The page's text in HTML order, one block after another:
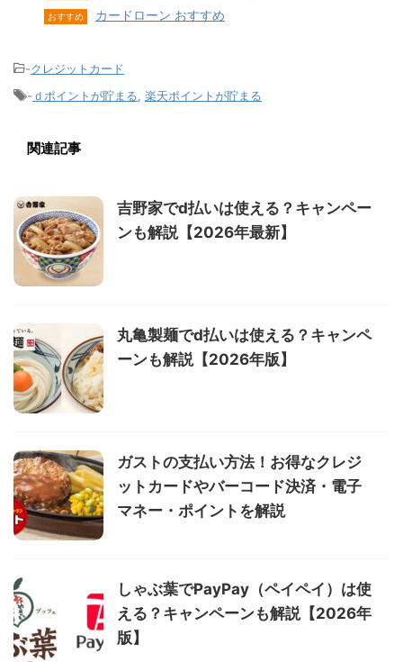
おすすめ カードローン おすすめ
-クレジットカード
- ｄポイントが貯まる 楽天ポイントが貯まる
関連記事
吉野家でd払いは使える？キャンペー
ンも解説【2026年最新】
丸亀製麺でd払いは使える？キャンペ
ーンも解説【2026年版】
ガストの支払い方法！お得なクレジ
ットカードやバーコード決済・電子
マネー・ポイントを解説
しゃぶ葉でPayPay（ペイペイ）は使
える？キャンペーンも解説【2026年
版】